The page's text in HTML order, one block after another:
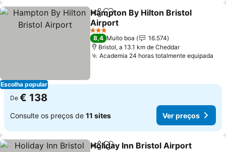
Escolha popular
PartilharAdicionar aos favoritos
Hampton By Hilton Bristol
Airport
3 Estrelas
8,4 Muito boa
16.574
Bristol, a 13.1 km de Cheddar
Academia 24 horas totalmente equipada
De € 138
Consulte os preços de 11 sites Ver preços
Partilhar
Holiday Inn Bristol Airport